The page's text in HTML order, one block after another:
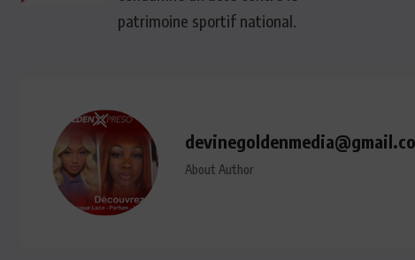
patrimoine sportif national.
About Author